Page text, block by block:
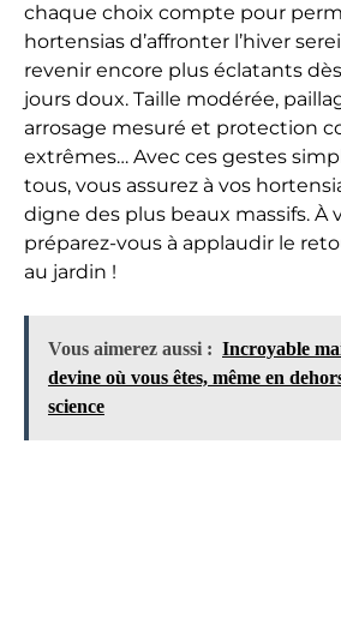
chaque choix compte pour
hortensias d’affronter l’hiver
revenir encore plus éclatants
jours doux. Taille modérée,
arrosage mesuré et protection
extrêmes… Avec ces gestes
tous, vous assurez à vos
digne des plus beaux massifs. À
préparez-vous à applaudir le
au jardin !
Vous aimerez aussi : Incroyable
devine où vous êtes, même en
science